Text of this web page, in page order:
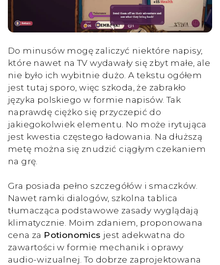
Do minusów mogę zaliczyć niektóre napisy,
które nawet na TV wydawały się zbyt małe, ale
nie było ich wybitnie dużo. A tekstu ogółem
jest tutaj sporo, więc szkoda, że zabrakło
języka polskiego w formie napisów. Tak
naprawdę ciężko się przyczepić do
jakiegokolwiek elementu. No może irytująca
jest kwestia częstego ładowania. Na dłuższą
metę można się znudzić ciągłym czekaniem
na grę.
Gra posiada pełno szczegółów i smaczków.
Nawet ramki dialogów, szkolna tablica
tłumacząca podstawowe zasady wyglądają
klimatycznie. Moim zdaniem, proponowana
cena za Potionomics jest adekwatna do
zawartości w formie mechanik i oprawy
audio-wizualnej. To dobrze zaprojektowana